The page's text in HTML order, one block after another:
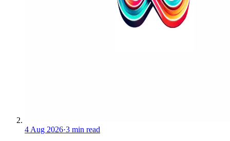
4 Aug 2026·3 min read